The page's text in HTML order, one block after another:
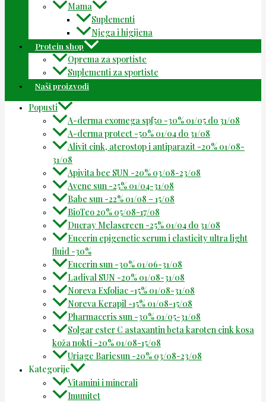
Mama
Suplementi
Njega i higijena
Protein shop
Oprema za sportiste
Suplementi za sportiste
Naši proizvodi
Popusti
A-derma exomega spf50 -30% 01/05 do 31/08
A-derma protect -50% 01/04 do 31/08
Alivit cink, aterostop i antiparazit -20% 01/08-
31/08
Apivita bee SUN -20% 03/08-23/08
Avene sun -25% 01/04-31/08
Babe sun -22% 01/08 – 15/08
BioTeo 20% 05/08-17/08
Ducray Melascreen -25% 01/04 do 31/08
Eucerin epigenetic serum i elasticity ultra light
fluid -30%
Eucerin sun -30% 01/06-31/08
Ladival SUN -20% 01/08-31/08
Noreva Exfoliac -15% 01/08-31/08
Noreva Kerapil -15% 01/08-15/08
Pharmaceris sun -30% 01/05-31/08
Solgar ester C astaxantin beta karoten cink kosa
koža nokti -20% 01/08-15/08
Uriage Bariesun -20% 03/08-23/08
Kategorije
Vitamini i minerali
Imunitet